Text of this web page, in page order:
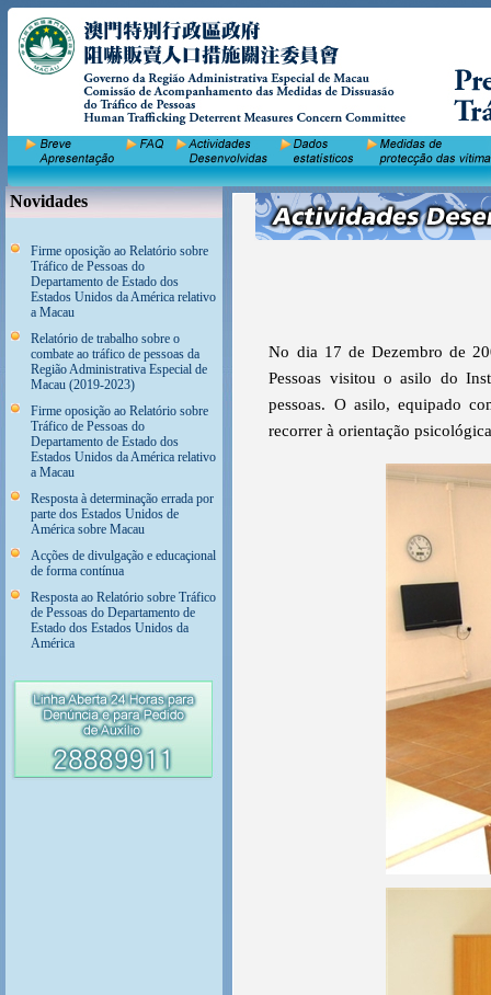
Novidades
Firme oposição ao Relatório sobre
Tráfico de Pessoas do
Departamento de Estado dos
Estados Unidos da América relativo
a Macau
Relatório de trabalho sobre o
combate ao tráfico de pessoas da
Região Administrativa Especial de
Macau (2019-2023)
Firme oposição ao Relatório sobre
Tráfico de Pessoas do
Departamento de Estado dos
Estados Unidos da América relativo
a Macau
Resposta à determinação errada por
parte dos Estados Unidos de
América sobre Macau
Acções de divulgação e educaçional
de forma contínua
Resposta ao Relatório sobre Tráfico
de Pessoas do Departamento de
Estado dos Estados Unidos da
América
No dia 17 de Dezembro de
Pessoas visitou o asilo do
pessoas. O asilo, equipado
recorrer à orientação